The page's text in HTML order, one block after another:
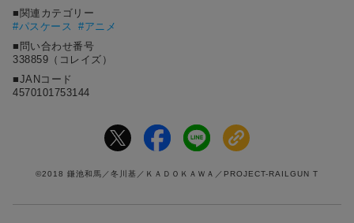
■関連カテゴリー
#パスケース
#アニメ
■問い合わせ番号
338859（コレイズ）
■JANコード
4570101753144
©2018 鎌池和馬／冬川基／ＫＡＤＯＫＡＷＡ／PROJECT-RAILGUN T